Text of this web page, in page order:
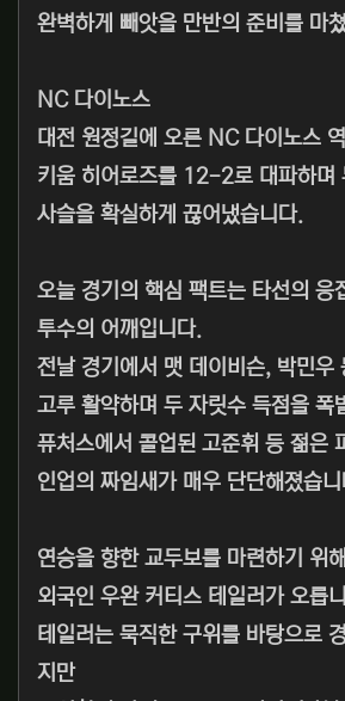
완벽하게 빼앗을 만반의 준비를 마
NC 다이노스
대전 원정길에 오른 NC 다이노스
키움 히어로즈를 12-2로 대파하며
사슬을 확실하게 끊어냈습니다.
오늘 경기의 핵심 팩트는 타선의 응
투수의 어깨입니다.
전날 경기에서 맷 데이비슨, 박민우
고루 활약하며 두 자릿수 득점을 폭
퓨처스에서 콜업된 고준휘 등 젊은
인업의 짜임새가 매우 단단해졌습
연승을 향한 교두보를 마련하기 위
외국인 우완 커티스 테일러가 오릅
테일러는 묵직한 구위를 바탕으로
지만